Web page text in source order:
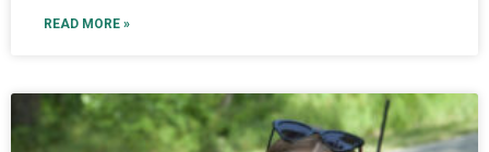
READ MORE »